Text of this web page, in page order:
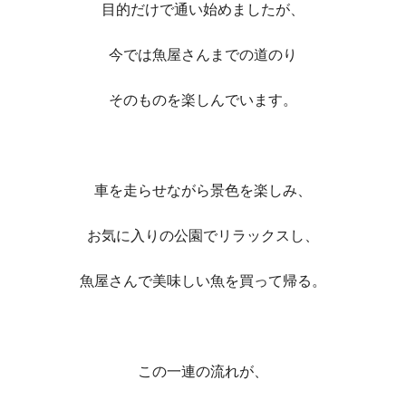
目的だけで通い始めましたが、
今では魚屋さんまでの道のり
そのものを楽しんでいます。
車を走らせながら景色を楽しみ、
お気に入りの公園でリラックスし、
魚屋さんで美味しい魚を買って帰る。
この一連の流れが、